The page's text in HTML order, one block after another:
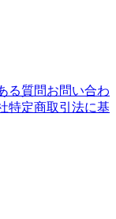
る質問お問い合わ
特定商取引法に基